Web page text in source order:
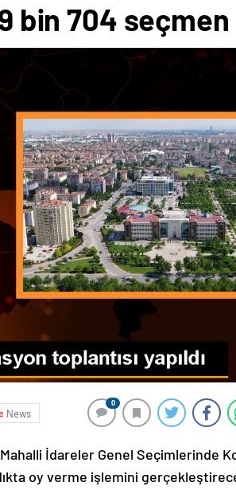
bin 704
News
0
İdareler Genel Seçimlerinde
oy verme işlemini